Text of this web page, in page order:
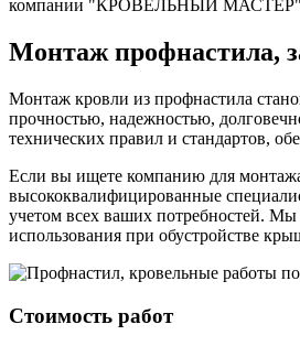
компании "КРОВЕЛЬНЫЙ МАСТЕР"
Монтаж профнастила,
Монтаж кровли из профнастила
прочностью, надежностью,
технических правил и стандартов,
Если вы ищете компанию для
высококвалифицированные
учетом всех ваших потребностей. Мы
использования при обустройстве
Стоимость работ